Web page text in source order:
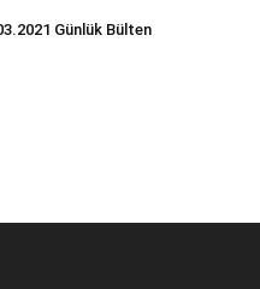
Günlük Bülten